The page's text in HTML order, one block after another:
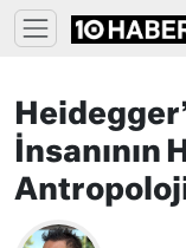
İnsanının